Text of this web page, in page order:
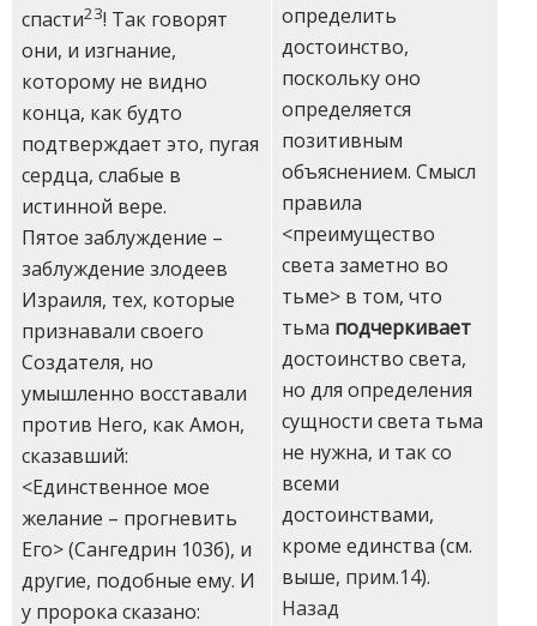
спасти23! Так говорят
они, и изгнание,
которому не видно
конца, как будто
подтверждает это, пугая
сердца, слабые в
истинной вере.
Пятое заблуждение –
заблуждение злодеев
Израиля, тех, которые
признавали своего
Создателя, но
умышленно восставали
против Него, как Амон,
сказавший:
<Единственное мое
желание – прогневить
Его> (Сангедрин 103б), и
другие, подобные ему. И
у пророка сказано:
определить
достоинство,
поскольку оно
определяется
позитивным
объяснением. Смысл
правила
<преимущество
света заметно во
тьме> в том, что
тьма подчеркивает
достоинство света,
но для определения
сущности света тьма
не нужна, и так со
всеми
достоинствами,
кроме единства (см.
выше, прим.14).
Назад